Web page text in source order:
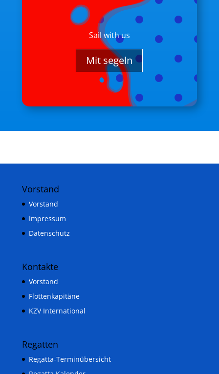
Sail with us
Mit segeln
Vorstand
Vorstand
Impressum
Datenschutz
Kontakte
Vorstand
Flottenkapitäne
KZV International
Regatten
Regatta-Terminübersicht